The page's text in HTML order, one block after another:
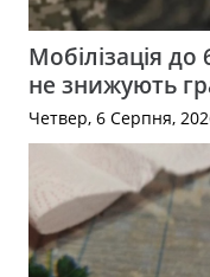
Мобілізація до
не знижують
Четвер, 6 Серпня,